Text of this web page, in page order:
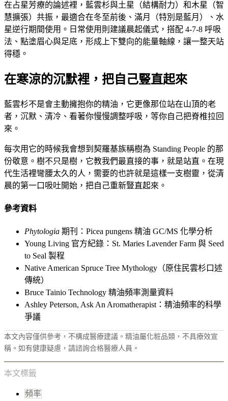
在占星芳療的論述裡，藍雲杉與土星（結構耐力）和木星（智
慧擴張）共振，最適合在冬至前後、滿月（特別是藍月）、水
星逆行期間使用。日常使用則建議晨起儀式，搭配 4-7-8 呼吸
法、點塗眉心與足底，形成上下雙向的能量軸線，讓一整天站
得穩。
在寒涼的沉默裡，把自己豎直起來
藍雲杉不是會主動擁抱你的精油，它更像那位站在山頂的老
者，沉默、清冷、看著你慢慢調整呼吸，等你自己把脊椎拉回
來。
每次用它的時候我會想到契羅基族稱樹為 Standing People 的那
份敬意。樹不只是樹，它教我們最直接的事，就是站直。在現
代生活裡彎腰太久的人，需要的也許就是這樣一支樹靈，從清
晨的第一口吸吐開始，把自己重新豎直起來。
參考資料
Phytologia 期刊：Picea pungens 精油 GC/MS 化學分析
Young Living 官方紀錄：St. Maries Lavender Farm 與 Seed
to Seal 製程
Native American Spruce Tree Mythology（原住民雲杉口述
傳統）
Bruce Tainio Technology 精油頻率測量資料
Ashley Peterson, Ask An Aromatherapist：精油頻率的科學
爭議
本文內容僅供參考，不構成醫療建議。精油屬化粧品類，不具療效宣
稱。如有健康疑慮，請諮詢合格醫療人員。
本文標籤
頻率